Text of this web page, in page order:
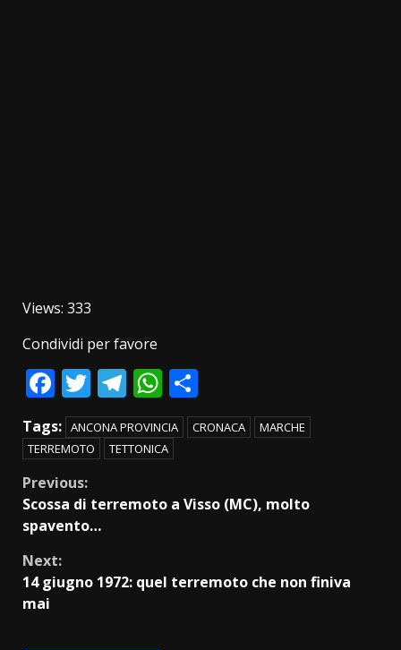
Views: 333
Condividi per favore
Facebook
Twitter
Telegram
WhatsApp
Tags: ANCONA PROVINCIA CRONACA
MARCHE
TERREMOTO
TETTONICA
Continue
Reading
Previous:
Scossa di terremoto a Visso (MC), molto
spavento…
Next:
14 giugno 1972: quel terremoto che non finiva
mai